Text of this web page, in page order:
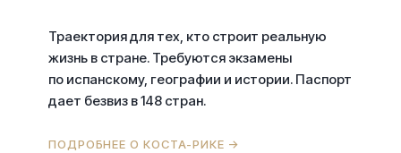
Траектория для тех, кто строит реальную
жизнь в стране. Требуются экзамены
по испанскому, географии и истории. Паспорт
дает безвиз в 148 стран.
ПОДРОБНЕЕ О КОСТА-РИКЕ →